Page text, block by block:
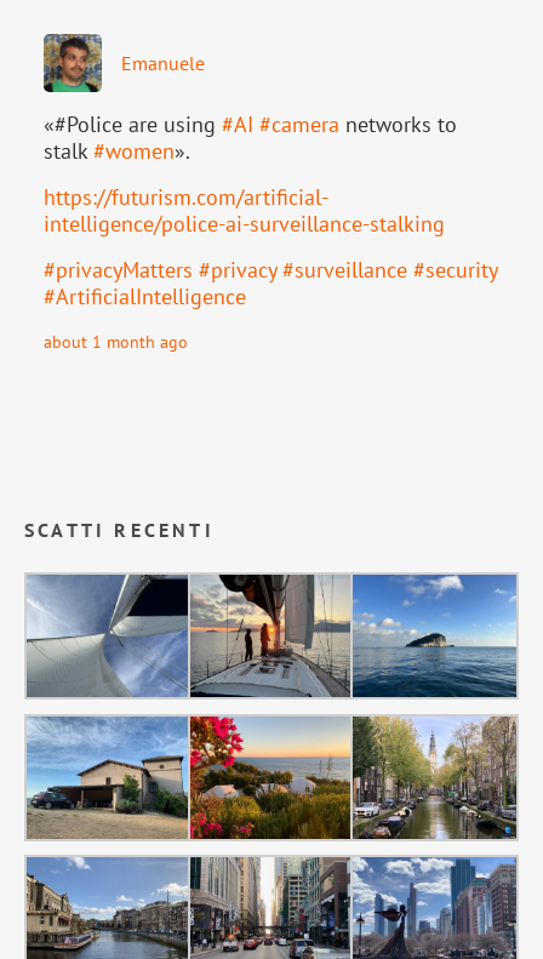
Emanuele
«#Police are using #AI #camera networks to
stalk#women».
https://futurism.com/artificial-
intelligence/police-ai-surveillance-stalking
#privacyMatters #privacy #surveillance #security
#ArtificialIntelligence
about 1 month ago
SCATTI RECENTI